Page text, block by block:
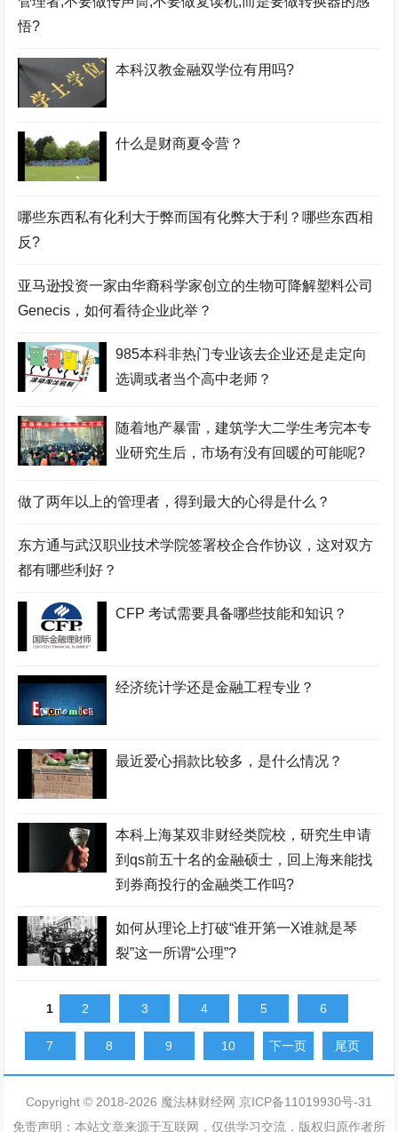
悟?
本科汉教金融双学位有用吗?
什么是财商夏令营？
哪些东西私有化利大于弊而国有化弊大于利？哪些东西相
反?
亚马逊投资一家由华裔科学家创立的生物可降解塑料公司
Genecis，如何看待企业此举？
985本科非热门专业该去企业还是走定向
选调或者当个高中老师？
随着地产暴雷，建筑学大二学生考完本专
业研究生后，市场有没有回暖的可能呢?
做了两年以上的管理者，得到最大的心得是什么？
东方通与武汉职业技术学院签署校企合作协议，这对双方
都有哪些利好？
CFP 考试需要具备哪些技能和知识？
经济统计学还是金融工程专业？
最近爱心捐款比较多，是什么情况？
本科上海某双非财经类院校，研究生申请
到qs前五十名的金融硕士，回上海来能找
到券商投行的金融类工作吗?
如何从理论上打破“谁开第一X谁就是琴
裂”这一所谓“公理”?
1 2 3 4 5 6
7 8 9 10 下一页 尾页
Copyright © 2018-2026 魔法林财经网 京ICP备11019930号-31
免责声明：本站文章来源于互联网，仅供学习交流，版权归原作者所